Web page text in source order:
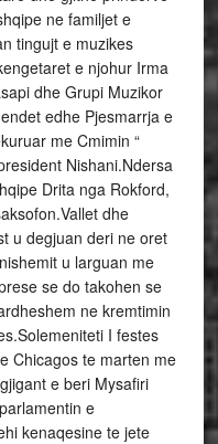
ne familjet e
tingujt e muzikes
e njohur Irma
dhe Grupi Muzikor
edhe Pjesmarrja e
me Cmimin “
Nishani.Ndersa
Drita nga Rokford,
dhe
u degjuan deri ne oret
u larguan me
se do takohen se
ne kremtimin
I festes
Chicagos te marten me
e beri Mysafiri
e
kenaqesine te jete